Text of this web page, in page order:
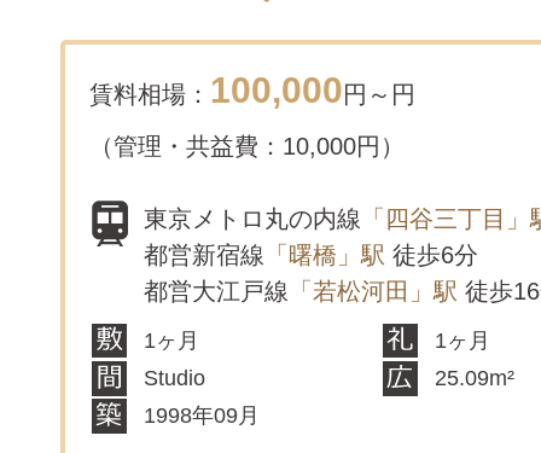
賃料相場： 100,000円～ 円
（管理・共益費：10,000円）
東京メトロ丸の内線 「四谷三丁目」
都営新宿線 「曙橋」駅 徒歩6分
都営大江戸線 「若松河田」駅 徒歩
1ヶ月
1ヶ月
Studio
25.09m²
1998年09月